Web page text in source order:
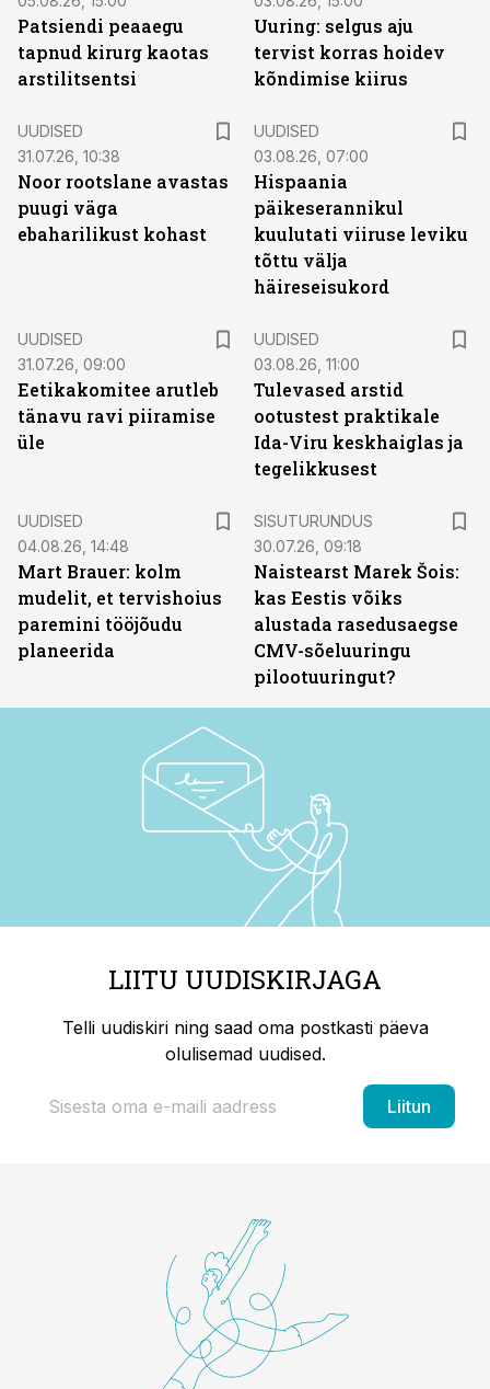
Patsiendi peaaegu
tapnud kirurg kaotas
arstilitsentsi
Uuring: selgus aju
tervist korras hoidev
kõndimise kiirus
UUDISED
31.07.26, 10:38
Noor rootslane avastas
puugi väga
ebaharilikust kohast
UUDISED
03.08.26, 07:00
Hispaania
päikeserannikul
kuulutati viiruse leviku
tõttu välja
häireseisukord
UUDISED
31.07.26, 09:00
Eetikakomitee arutleb
tänavu ravi piiramise
üle
UUDISED
03.08.26, 11:00
Tulevased arstid
ootustest praktikale
Ida-Viru keskhaiglas ja
tegelikkusest
UUDISED
04.08.26, 14:48
Mart Brauer: kolm
mudelit, et tervishoius
paremini tööjõudu
planeerida
SISUTURUNDUS
30.07.26, 09:18
Naistearst Marek Šois:
kas Eestis võiks
alustada rasedusaegse
CMV-sõeluuringu
pilootuuringut?
LIITU UUDISKIRJAGA
Telli uudiskiri ning saad oma postkasti päeva
olulisemad uudised.
Liitun